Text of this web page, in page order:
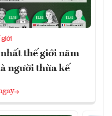
giới
thế giới năm
người thừa kế